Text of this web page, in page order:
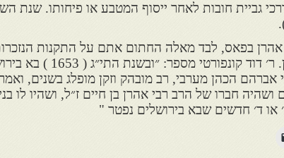
גביית חובות לאחר ייסוף המטבע או פיחותו. שנת
אהרן בפאס, לבד מאלה החתום אתם על התקנות
ר׳ אברהם הכהן. ר׳ דוד קונפורטי
הכהן מערבי, רב מובהק וזקן מופלג בשנים,
חברו של הרב רבי אהרן בן חיים ז״ל, ושהיו לו
או ד׳ חדשים שבא בירושלים נפטר "